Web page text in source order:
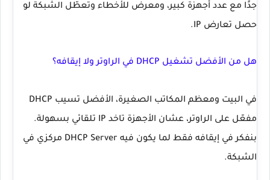
جدًا مع عدد أجهزة كبير، ومعرض للأخطاء وتعطّل الشبكة لو
حصل تعارض IP.
هل من الأفضل تشغيل DHCP في الراوتر ولا إيقافه؟
في البيت ومعظم المكاتب الصغيرة، الأفضل تسيب DHCP
مفعّل
على الراوتر، عشان الأجهزة تاخد IP تلقائي بسهولة.
بنفكر في إيقافه فقط لما يكون فيه DHCP Server مركزي في
الشبكة.